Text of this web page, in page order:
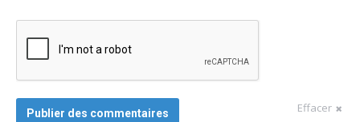
Effacer
Publier des commentaires